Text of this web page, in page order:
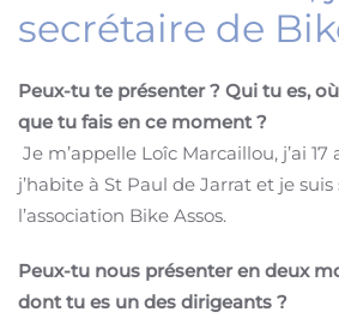
secrétaire de
Peux-tu te présenter ? Qui tu es,
que tu fais en ce moment ?
Je m’appelle Loîc Marcaillou, j’ai 17
j’habite à St Paul de Jarrat et je
l’association Bike Assos.
Peux-tu nous présenter en deux
dont tu es un des dirigeants ?